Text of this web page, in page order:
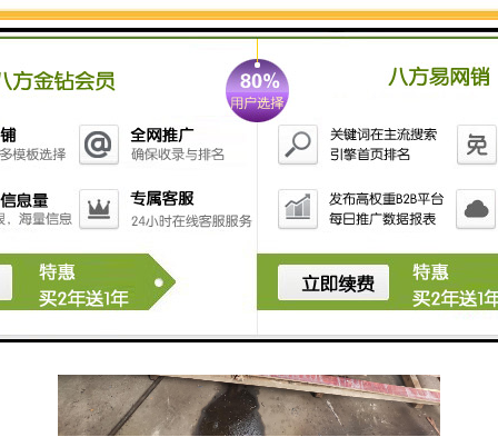
料钢，此类剪刀适用在不同的操作中，包括钢结构的破
拆，废料钢的处理等工程中，鹰嘴剪智造大观，能切割
铁制材料，钢材，罐，管子等，移动方便，可以在任何
场合灵活使用，速度快效益高。